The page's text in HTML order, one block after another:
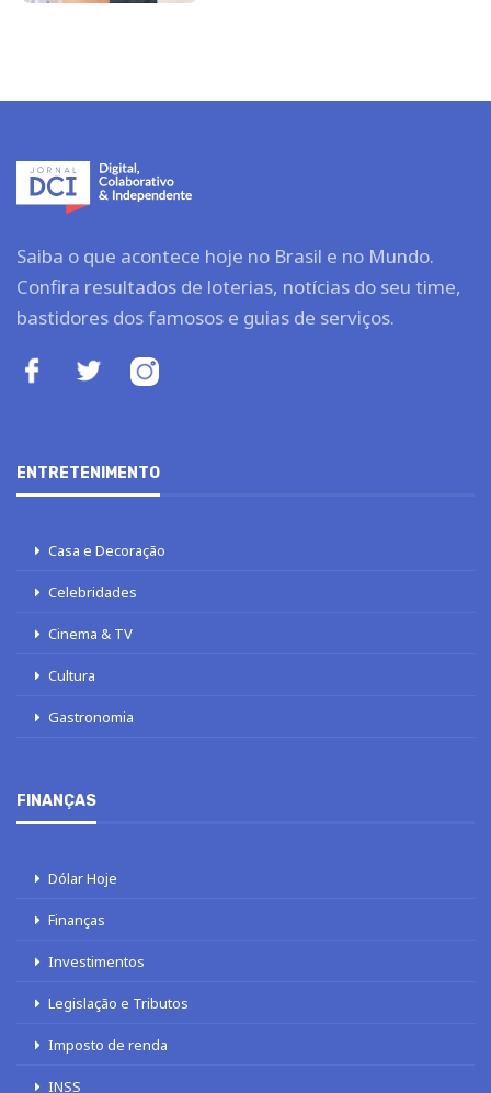
Saiba o que acontece hoje no Brasil e no Mundo.
Confira resultados de loterias, notícias do seu time,
bastidores dos famosos e guias de serviços.
ENTRETENIMENTO
Casa e Decoração
Celebridades
Cinema & TV
Cultura
Gastronomia
FINANÇAS
Dólar Hoje
Finanças
Investimentos
Legislação e Tributos
Imposto de renda
INSS